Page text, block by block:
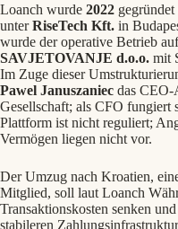
Loanch wurde 2022
unterRiseTech Kft. in
wurde der operative Betrieb
SAVJETOVANJE d.o.o. mit
Im Zuge dieser
Pawel Januszaniec das CEO-
Gesellschaft; als CFO fungiert
Plattform ist nicht reguliert;
Vermögen liegen nicht vor.
Der Umzug nach Kroatien,
Mitglied, soll laut Loanch
Transaktionskosten senken
stabileren